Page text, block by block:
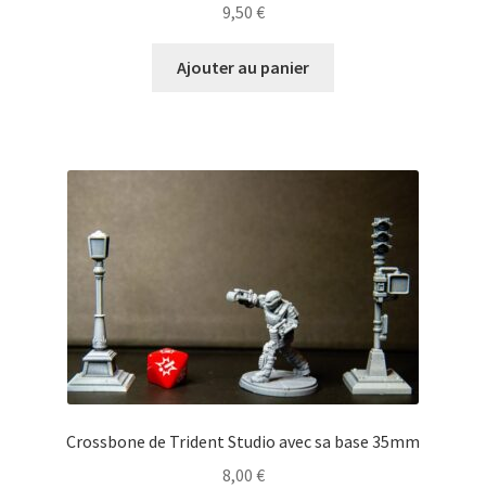
9,50 €
Ajouter au panier
Crossbone de Trident Studio avec sa base 35mm
8,00 €